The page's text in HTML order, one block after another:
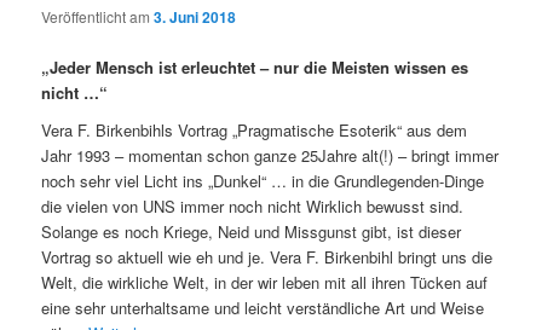
Veröffentlicht am3. Juni 2018
„Jeder Mensch ist erleuchtet – nur die Meisten wissen es
nicht …“
Vera F. Birkenbihls Vortrag „Pragmatische Esoterik“ aus dem
Jahr 1993 – momentan schon ganze 25Jahre alt(!) – bringt immer
noch sehr viel Licht ins „Dunkel“ … in die Grundlegenden-Dinge
die vielen von UNS immer noch nicht Wirklich bewusst sind.
Solange es noch Kriege, Neid und Missgunst gibt, ist dieser
Vortrag so aktuell wie eh und je. Vera F. Birkenbihl bringt uns die
Welt, die wirkliche Welt, in der wir leben mit all ihren Tücken auf
eine sehr unterhaltsame und leicht verständliche Art und Weise